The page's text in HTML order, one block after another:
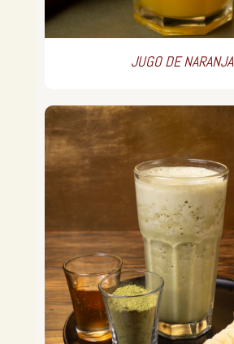
JUGO DE NARANJA